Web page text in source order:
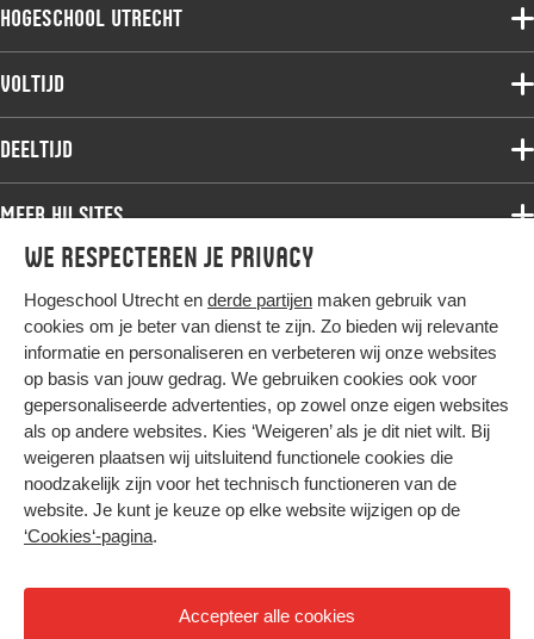
We respecteren je privacy
Hogeschool Utrecht en derde partijen maken gebruik van
cookies om je beter van dienst te zijn. Zo bieden wij relevante
informatie en personaliseren en verbeteren wij onze websites
op basis van jouw gedrag. We gebruiken cookies ook voor
gepersonaliseerde advertenties, op zowel onze eigen websites
als op andere websites. Kies ‘Weigeren’ als je dit niet wilt. Bij
weigeren plaatsen wij uitsluitend functionele cookies die
noodzakelijk zijn voor het technisch functioneren van de
website. Je kunt je keuze op elke website wijzigen op de
‘Cookies‘-pagina.
Accepteer alle cookies
Hogeschool Utrecht
Voltijdopleidingen
Onderzoek
Werken bij de HU
Contact
Voltijd
Associate degree
Master
Studiekeuze voltijd
Deeltijd
Associate degree
Bachelor
Master
Post-master
Studiekeuze deeltijd
Meer HU sites
HU International
HU Bibliotheek
HU Ontwikkelt
Duurzame HU
Intranet
Trajectum
Hier komt alles samen
Colofon
Privacy
Cookies
Nieuwsbrief